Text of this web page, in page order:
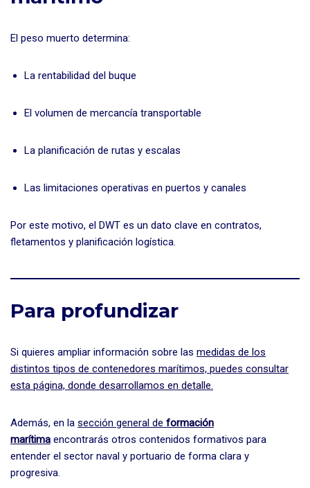
El peso muerto determina:
La rentabilidad del buque
El volumen de mercancía transportable
La planificación de rutas y escalas
Las limitaciones operativas en puertos y canales
Por este motivo, el DWT es un dato clave en contratos,
fletamentos y planificación logística.
Para profundizar
Si quieres ampliar información sobre las medidas de los
distintos tipos de contenedores marítimos, puedes consultar
esta página, donde desarrollamos en detalle.
Además, en la sección general de formación
marítima encontrarás otros contenidos formativos para
entender el sector naval y portuario de forma clara y
progresiva.